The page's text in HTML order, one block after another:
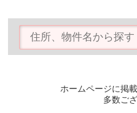
物件を探す
購入TOP
条件から探す
住宅ローン控除シミュレータ
ホームページに掲
多数ご